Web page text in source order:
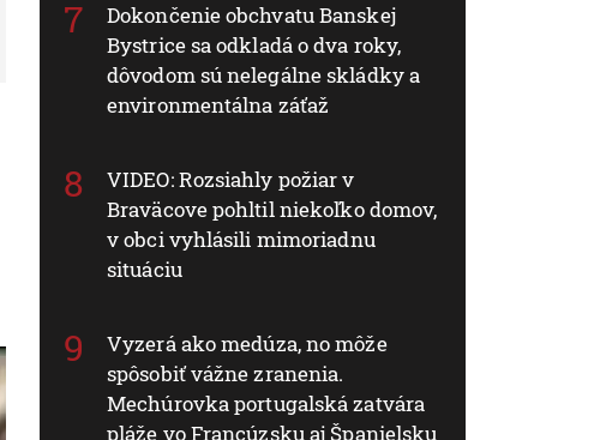
Dokončenie obchvatu Banskej
Bystrice sa odkladá o dva roky,
dôvodom sú nelegálne skládky a
environmentálna záťaž
VIDEO: Rozsiahly požiar v
Braväcove pohltil niekoľko domov,
v obci vyhlásili mimoriadnu
situáciu
Vyzerá ako medúza, no môže
spôsobiť vážne zranenia.
Mechúrovka portugalská zatvára
pláže vo Francúzsku aj Španielsku